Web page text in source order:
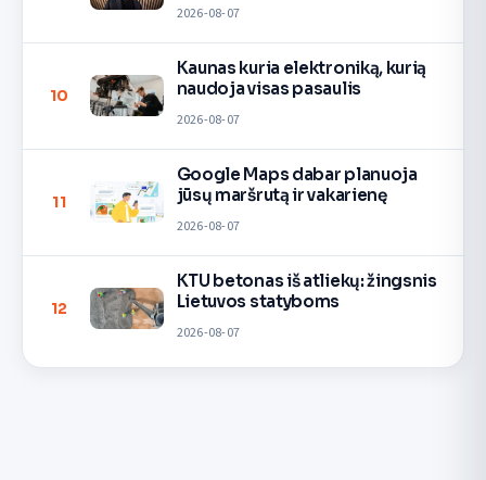
2026-08-07
10
Kaunas kuria elektroniką, kurią
naudoja visas pasaulis
2026-08-07
11
Google Maps dabar planuoja
jūsų maršrutą ir vakarienę
2026-08-07
12
KTU betonas iš atliekų: žingsnis
Lietuvos statyboms
2026-08-07